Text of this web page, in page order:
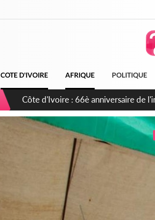
COTE D'IVOIRE AFRIQUE POLITIQUE
Côte d'Ivoire : À Abidjan, Amadou
développement de la Guinée